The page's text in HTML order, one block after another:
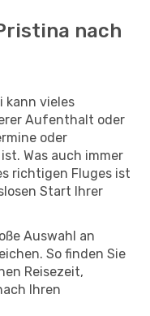
nach
kann vieles
Aufenthalt oder
oder
Was auch immer
richtigen Fluges ist
Start Ihrer
Auswahl an
So finden Sie
Reisezeit,
Ihren